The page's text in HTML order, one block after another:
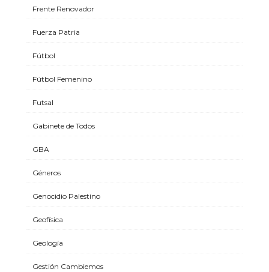
Frente Renovador
Fuerza Patria
Fútbol
Fútbol Femenino
Futsal
Gabinete de Todos
GBA
Géneros
Genocidio Palestino
Geofísica
Geología
Gestión Cambiemos